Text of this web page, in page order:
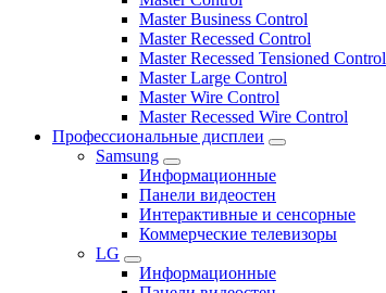
Master Business Control
Master Recessed Control
Master Recessed Tensioned Control
Master Large Control
Master Wire Control
Master Recessed Wire Control
Профессиональные дисплеи
Samsung
Информационные
Панели видеостен
Интерактивные и сенсорные
Коммерческие телевизоры
LG
Информационные